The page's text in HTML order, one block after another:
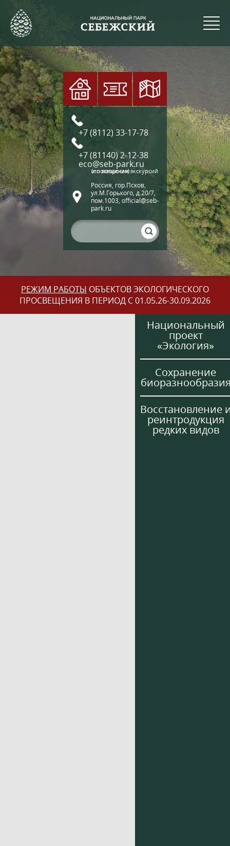
+7 (8112) 33-17-78
+7 (81140) 2-12-38
eco@seb-park.ru
(по вопросам экскурсий и посещения)
Россия, гор.Псков,
ул.М.Горького, д.20/7,
пом.1003, official@seb-
park.ru
РЕЖИМ РАБОТЫ ОБЪЕКТОВ ЭКОЛОГИЧЕСКОГО
ПРОСВЕЩЕНИЯ В ПЕРИОД С 01.05.26-30.09.2026
Национальный
проект
«Экология»
Сохранение
Восстановление
реинтродукция
редких видов